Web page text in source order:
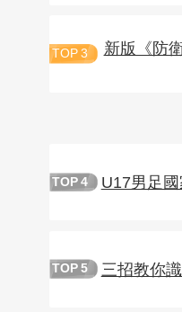
TOP 3 新版《防
TOP 4 U17男足
TOP 5 三招教你